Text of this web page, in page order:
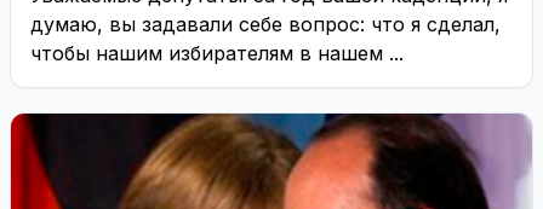
думаю, вы задавали себе вопрос: что я сделал,
чтобы нашим избирателям в нашем ...